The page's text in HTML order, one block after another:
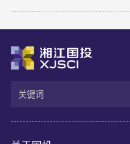
单：陈鹏程（组长）、黄海华